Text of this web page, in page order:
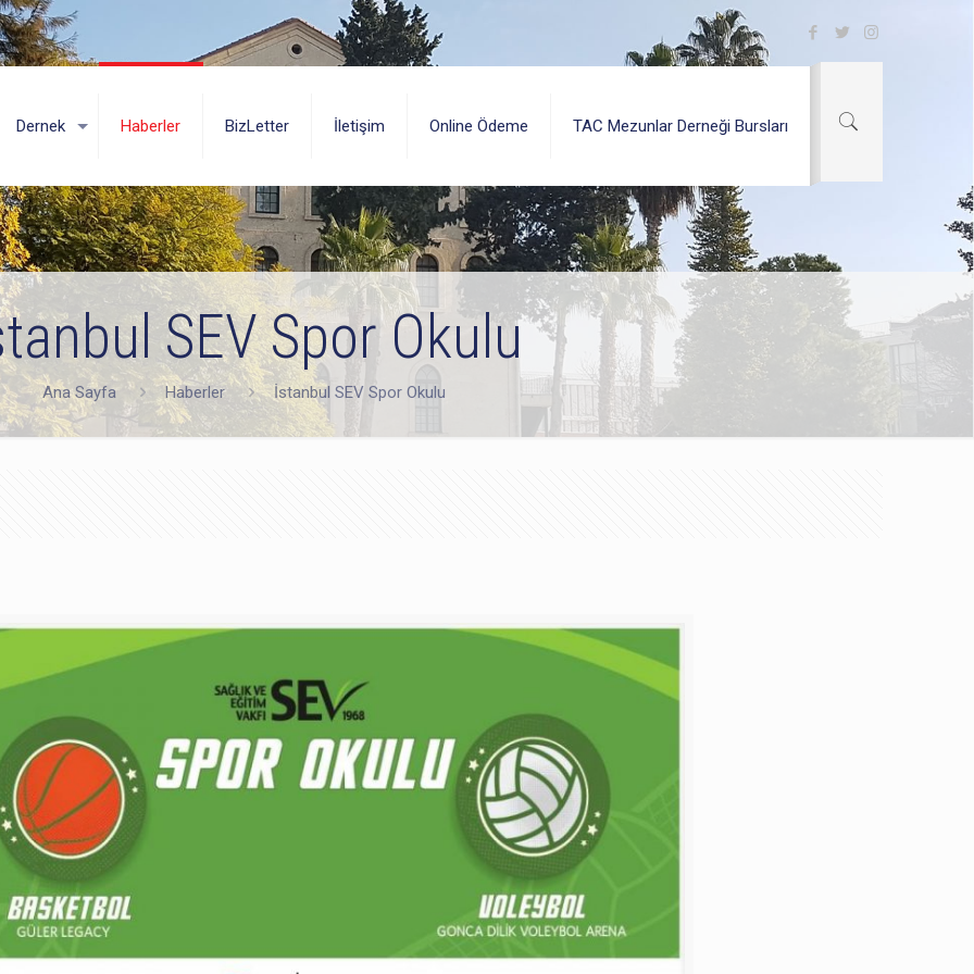
Dernek Haberler BizLetter İletişim Online Ödeme TAC Mezunlar Derneği Bursları
SEV Spor Okulu
Ana Sayfa Haberler İstanbul SEV Spor Okulu